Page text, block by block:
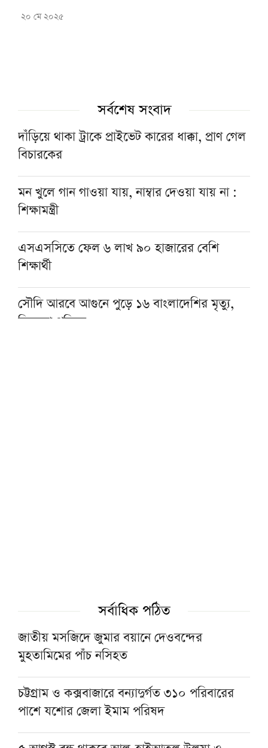
২০ মে ২০২৫
সর্বশেষ সংবাদ
দাঁড়িয়ে থাকা ট্রাকে প্রাইভেট কারের ধাক্কা, প্রাণ গেল
বিচারকের
মন খুলে গান গাওয়া যায়, নাম্বার দেওয়া যায় না :
শিক্ষামন্ত্রী
এসএসসিতে ফেল ৬ লাখ ৯০ হাজারের বেশি
শিক্ষার্থী
সৌদি আরবে আগুনে পুড়ে ১৬ বাংলাদেশির মৃত্যু,
মিললো পরিচয়
‘বৃক্ষমেলায় বিপুল টাকার লেনদেন প্রমাণ করে তরুণ
সমাজ ‘সবুজ অর্থনীতি’ গড়তে প্রস্তুত’
রাষ্ট্রপতি হতে যেসব যোগ্যতা প্রয়োজন
প্রধানমন্ত্রীর কাছে সাদপন্থীদের ইজতেমা বন্ধের দাবি
সর্বাধিক পঠিত
জাতীয় মসজিদে জুমার বয়ানে দেওবন্দের
মুহতামিমের পাঁচ নসিহত
চট্টগ্রাম ও কক্সবাজারে বন্যাদুর্গত ৩১০ পরিবারের
পাশে যশোর জেলা ইমাম পরিষদ